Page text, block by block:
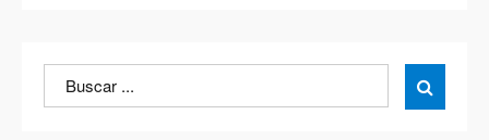
Search
for:
